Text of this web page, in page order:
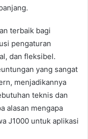
terbaik bagi
pengaturan
dan fleksibel.
yang sangat
menjadikannya
teknis dan
alasan mengapa
J1000 untuk aplikasi